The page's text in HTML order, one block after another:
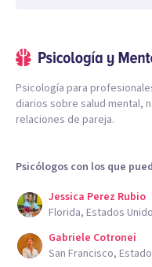
Psicología para
diarios sobre salud mental,
relaciones de pareja.
Psicólogos con los que
Jessica Perez Rubio
Florida, Estados
Gabriele Cotronei
San Francisco,